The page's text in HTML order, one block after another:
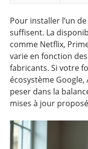
Pour installer l’un
suffisent. La
comme Netflix,
varie en fonction
fabricants. Si votre
écosystème
peser dans la
mises à jour